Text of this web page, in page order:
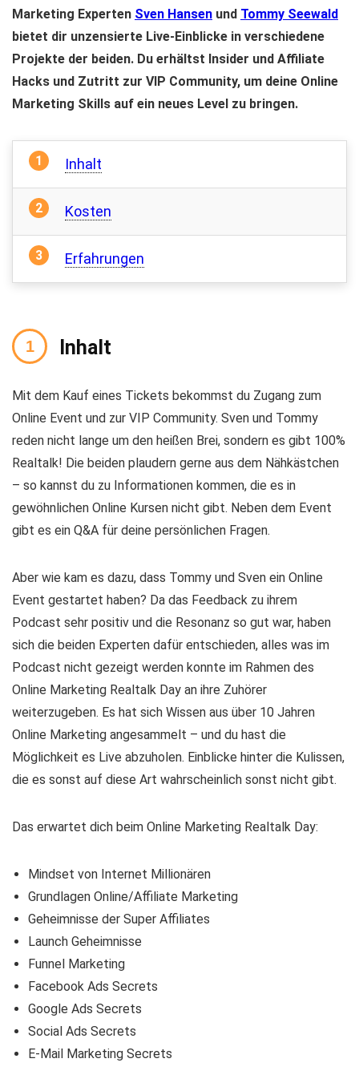
Marketing Experten Sven Hansen und Tommy Seewald
bietet dir unzensierte Live-Einblicke in verschiedene
Projekte der beiden. Du erhältst Insider und Affiliate
Hacks und Zutritt zur VIP Community, um deine Online
Marketing Skills auf ein neues Level zu bringen.
Inhalt
Kosten
Erfahrungen
Inhalt
Mit dem Kauf eines Tickets bekommst du Zugang zum
Online Event und zur VIP Community. Sven und Tommy
reden nicht lange um den heißen Brei, sondern es gibt 100%
Realtalk! Die beiden plaudern gerne aus dem Nähkästchen
– so kannst du zu Informationen kommen, die es in
gewöhnlichen Online Kursen nicht gibt. Neben dem Event
gibt es ein Q&A für deine persönlichen Fragen.
Aber wie kam es dazu, dass Tommy und Sven ein Online
Event gestartet haben? Da das Feedback zu ihrem
Podcast sehr positiv und die Resonanz so gut war, haben
sich die beiden Experten dafür entschieden, alles was im
Podcast nicht gezeigt werden konnte im Rahmen des
Online Marketing Realtalk Day an ihre Zuhörer
weiterzugeben. Es hat sich Wissen aus über 10 Jahren
Online Marketing angesammelt – und du hast die
Möglichkeit es Live abzuholen. Einblicke hinter die Kulissen,
die es sonst auf diese Art wahrscheinlich sonst nicht gibt.
Das erwartet dich beim Online Marketing Realtalk Day:
Mindset von Internet Millionären
Grundlagen Online/Affiliate Marketing
Geheimnisse der Super Affiliates
Launch Geheimnisse
Funnel Marketing
Facebook Ads Secrets
Google Ads Secrets
Social Ads Secrets
E-Mail Marketing Secrets